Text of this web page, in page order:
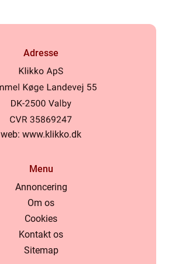
Adresse
web: www.klikko.dk
Menu
Annoncering
Om os
Cookies
Kontakt os
Sitemap